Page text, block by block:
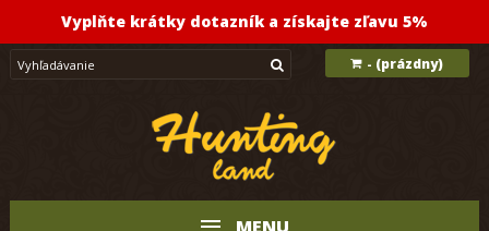
Vyplňte krátky dotazník a získajte zľavu 5%
- (prázdny)